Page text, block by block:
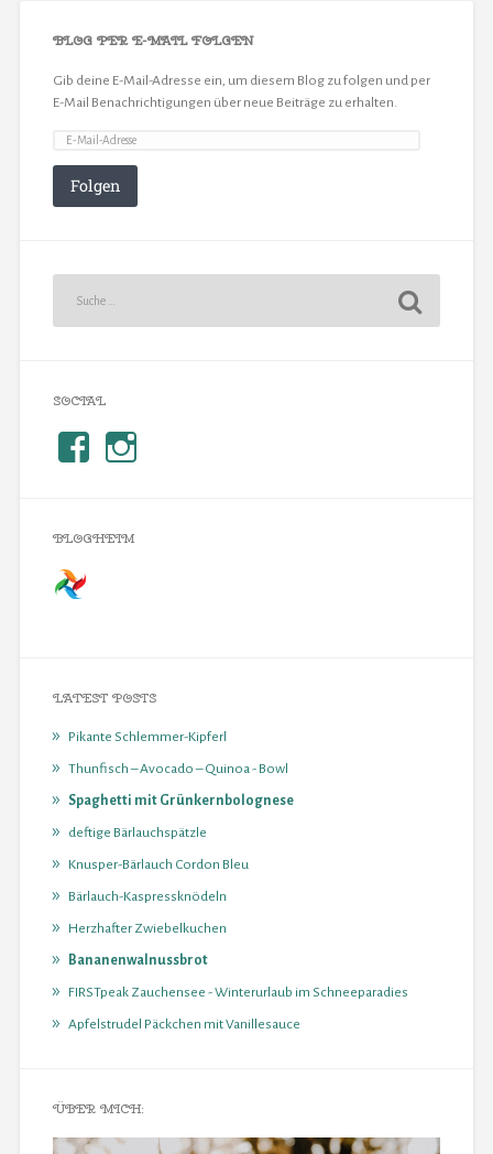
BLOG PER E-MAIL FOLGEN
Gib deine E-Mail-Adresse ein, um diesem Blog zu folgen und per
E-Mail Benachrichtigungen über neue Beiträge zu erhalten.
Folgen
SOCIAL
BLOGHEIM
LATEST POSTS
Pikante Schlemmer-Kipferl
Thunfisch – Avocado – Quinoa - Bowl
Spaghetti mit Grünkernbolognese
deftige Bärlauchspätzle
Knusper-Bärlauch Cordon Bleu
Bärlauch-Kaspressknödeln
Herzhafter Zwiebelkuchen
Bananenwalnussbrot
FIRSTpeak Zauchensee - Winterurlaub im Schneeparadies
Apfelstrudel Päckchen mit Vanillesauce
ÜBER MICH: